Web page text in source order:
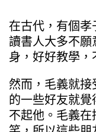
在古代，有個孝
讀書人大多不願
身，好好教學，
然而，毛義就
的一些好友就
不起他。毛義